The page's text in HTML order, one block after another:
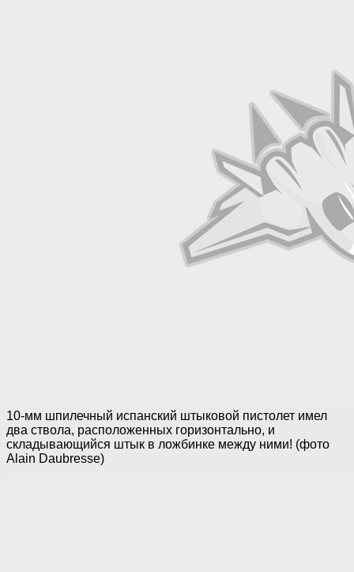
10-мм шпилечный испанский штыковой пистолет имел
два ствола, расположенных горизонтально, и
складывающийся штык в ложбинке между ними! (фото
Alain Daubresse)